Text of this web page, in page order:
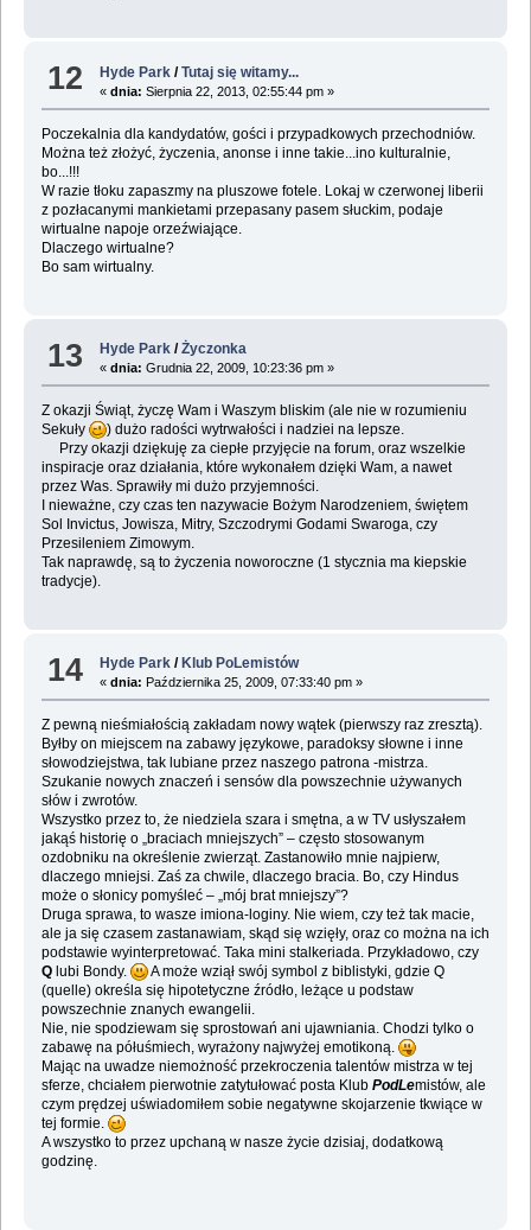
12 Hyde Park /Tutaj się witamy...
«dnia: Sierpnia 22, 2013, 02:55:44 pm »
Poczekalnia dla kandydatów, gości i przypadkowych przechodniów.
Można też złożyć, życzenia, anonse i inne takie...ino kulturalnie,
bo...!!!
W razie tłoku zapaszmy na pluszowe fotele. Lokaj w czerwonej liberii
z pozłacanymi mankietami przepasany pasem słuckim, podaje
wirtualne napoje orzeźwiające.
Dlaczego wirtualne?
Bo sam wirtualny.
13 Hyde Park /Życzonka
«dnia: Grudnia 22, 2009, 10:23:36 pm »
Z okazji Świąt, życzę Wam i Waszym bliskim (ale nie w rozumieniu
Sekuły
) dużo radości wytrwałości i nadziei na lepsze.
Przy okazji dziękuję za ciepłe przyjęcie na forum, oraz wszelkie
inspiracje oraz działania, które wykonałem dzięki Wam, a nawet
przez Was. Sprawiły mi dużo przyjemności.
I nieważne, czy czas ten nazywacie Bożym Narodzeniem, świętem
Sol Invictus, Jowisza, Mitry, Szczodrymi Godami Swaroga, czy
Przesileniem Zimowym.
Tak naprawdę, są to życzenia noworoczne (1 stycznia ma kiepskie
tradycje).
14 Hyde Park / Klub PoLemistów
«dnia: Października 25, 2009, 07:33:40 pm »
Z pewną nieśmiałością zakładam nowy wątek (pierwszy raz zresztą).
Byłby on miejscem na zabawy językowe, paradoksy słowne i inne
słowodziejstwa, tak lubiane przez naszego patrona -mistrza.
Szukanie nowych znaczeń i sensów dla powszechnie używanych
słów i zwrotów.
Wszystko przez to, że niedziela szara i smętna, a w TV usłyszałem
jakąś historię o „braciach mniejszych” – często stosowanym
ozdobniku na określenie zwierząt. Zastanowiło mnie najpierw,
dlaczego mniejsi. Zaś za chwile, dlaczego bracia. Bo, czy Hindus
może o słonicy pomyśleć – „mój brat mniejszy”?
Druga sprawa, to wasze imiona-loginy. Nie wiem, czy też tak macie,
ale ja się czasem zastanawiam, skąd się wzięły, oraz co można na ich
podstawie wyinterpretować. Taka mini stalkeriada. Przykładowo, czy
Qlubi Bondy.
A może wziął swój symbol z biblistyki, gdzie Q
(quelle) określa się hipotetyczne źródło, leżące u podstaw
powszechnie znanych ewangelii.
Nie, nie spodziewam się sprostowań ani ujawniania. Chodzi tylko o
zabawę na półuśmiech, wyrażony najwyżej emotikoną.
Mając na uwadze niemożność przekroczenia talentów mistrza w tej
sferze, chciałem pierwotnie zatytułować posta Klub PodLemistów, ale
czym prędzej uświadomiłem sobie negatywne skojarzenie tkwiące w
tej formie.
A wszystko to przez upchaną w nasze życie dzisiaj, dodatkową
godzinę.